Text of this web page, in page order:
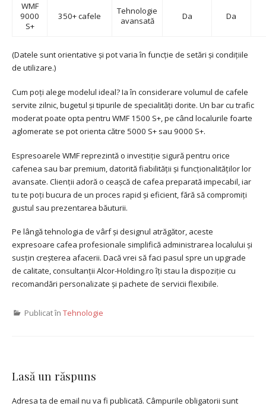
WMF
9000
S+
350+ cafele
Tehnologie
avansată
Da Da
(Datele sunt orientative și pot varia în funcție de setări și condițiile
de utilizare.)
Cum poți alege modelul ideal? Ia în considerare volumul de cafele
servite zilnic, bugetul și tipurile de specialități dorite. Un bar cu trafic
moderat poate opta pentru WMF 1500 S+, pe când localurile foarte
aglomerate se pot orienta către 5000 S+ sau 9000 S+.
Espresoarele WMF reprezintă o investiție sigură pentru orice
cafenea sau bar premium, datorită fiabilității și funcționalităților lor
avansate. Clienții adoră o ceașcă de cafea preparată impecabil, iar
tu te poți bucura de un proces rapid și eficient, fără să compromiți
gustul sau prezentarea băuturii.
Pe lângă tehnologia de vârf și designul atrăgător, aceste
expresoare cafea profesionale simplifică administrarea localului și
susțin creșterea afacerii. Dacă vrei să faci pasul spre un upgrade
de calitate, consultanții Alcor-Holding.ro îți stau la dispoziție cu
recomandări personalizate și pachete de servicii flexibile.
Publicat în Tehnologie
Lasă un răspuns
Adresa ta de email nu va fi publicată. Câmpurile obligatorii sunt